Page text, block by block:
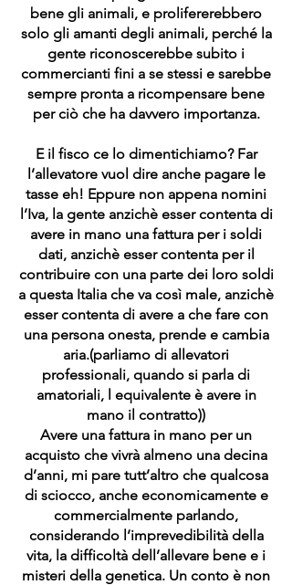
bene gli animali, e prolifererebbero
solo gli amanti degli animali, perché la
gente riconoscerebbe subito i
commercianti fini a se stessi e sarebbe
sempre pronta a ricompensare bene
per ciò che ha davvero importanza.
E il fisco ce lo dimentichiamo? Far
l’allevatore vuol dire anche pagare le
tasse eh! Eppure non appena nomini
l’Iva, la gente anzichè esser contenta di
avere in mano una fattura per i soldi
dati, anzichè esser contenta per il
contribuire con una parte dei loro soldi
a questa Italia che va così male, anzichè
esser contenta di avere a che fare con
una persona onesta, prende e cambia
aria.(parliamo di allevatori
professionali, quando si parla di
amatoriali, l equivalente è avere in
mano il contratto))
Avere una fattura in mano per un
acquisto che vivrà almeno una decina
d’anni, mi pare tutt’altro che qualcosa
di sciocco, anche economicamente e
commercialmente parlando,
considerando l’imprevedibilità della
vita, la difficoltà dell’allevare bene e i
misteri della genetica. Un conto è non